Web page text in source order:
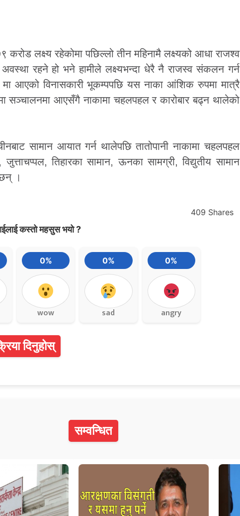
करोड लक्ष्य रहेकोमा पछिल्लो तीन महिनामै लक्ष्यको आधा राजश्व
रहने हो भने हामीले लक्ष्यभन्दा धेरै नै राजस्व संकलन गर्न
विनासकारी भूकम्पपछि यस नाका आंशिक रुपमा मात्रै
सञ्चालनमा आएसँगै नाकामा चहलपहल र कारोबार बढ्न थालेको
सामान आयात गर्न थालेपछि तातोपानी नाकामा चहलपहल
तिहारका सामान, ऊनका सामग्री, विद्युतीय सामान
छन् ।
409 Shares
कस्तो महसुस भयो ?
0%
wow
0%
sad
0%
angry
दिनुहोस्
सम्वन्धित